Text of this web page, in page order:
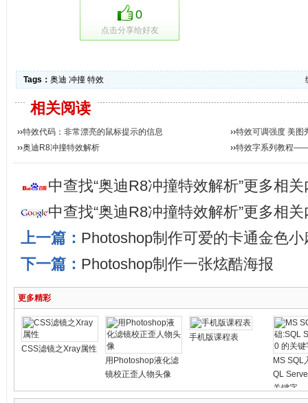
0
点击分享给好友
Tags： 奥迪 冲撞 特效
相关阅读
››特效代码：非常漂亮的鼠标提示的信息 ››特效可调强度 美图
››奥迪R8冲撞特效解析 ››特效字系列教程
中查找“奥迪R8冲撞特效解析”更多相
中查找“奥迪R8冲撞特效解析”更多相
上一篇： Photoshop制作可爱的卡通金色小
下一篇： Photoshop制作一张炫酷海报
更多精彩
CSS滤镜之Xray属性
用Photoshop液化滤
镜校正歪人物头像
手机版课程表
MS SQL
QL
关键字